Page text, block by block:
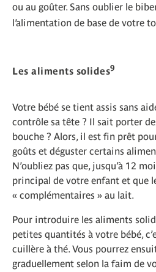
ou au goûter. Sans oublier le
l’alimentation de base de votre
Les aliments solides9
Votre bébé se tient assis sans
contrôle sa tête ? Il sait porter
bouche ? Alors, il est fin prêt
goûts et déguster certains
N’oubliez pas que, jusqu’à 12
principal de votre enfant et que
« complémentaires » au lait.
Pour introduire les aliments
petites quantités à votre bébé,
cuillère à thé. Vous pourrez
graduellement selon la faim de